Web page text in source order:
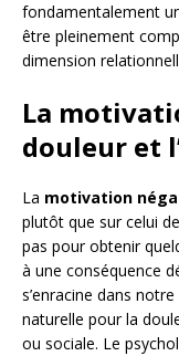
fondamentalement
être pleinement
dimension
La
douleur et
La motivation
plutôt que sur celui
pas pour obtenir
à une conséquence
s’enracine dans
naturelle pour la
ou sociale. Le